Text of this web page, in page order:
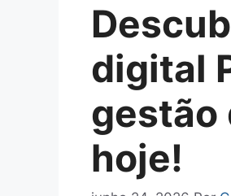
digital
gestão
hoje!